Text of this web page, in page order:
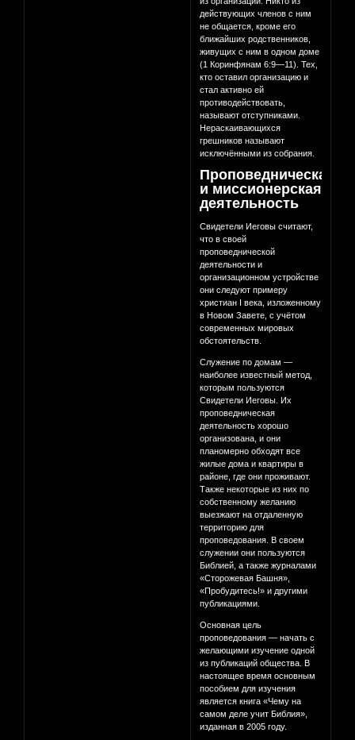
действующих членов с ним
не общается, кроме его
ближайших родственников,
живущих с ним в одном доме
(1 Коринфянам 6:9—11). Тех,
кто оставил организацию и
стал активно ей
противодействовать,
называют отступниками.
Нераскаивающихся
грешников называют
исключёнными из собрания.
Проповедническая
и миссионерская
деятельность
Свидетели Иеговы считают,
что в своей
проповеднической
деятельности и
организационном устройстве
они следуют примеру
христиан I века, изложенному
в Новом Завете, с учётом
современных мировых
обстоятельств.
Служение по домам —
наиболее известный метод,
которым пользуются
Свидетели Иеговы. Их
проповедническая
деятельность хорошо
организована, и они
планомерно обходят все
жилые дома и квартиры в
районе, где они проживают.
Также некоторые из них по
собственному желанию
выезжают на отдаленную
территорию для
проповедования. В своем
служении они пользуются
Библией, а также журналами
«Сторожевая Башня»,
«Пробудитесь!» и другими
публикациями.
Основная цель
проповедования — начать с
желающими изучение одной
из публикаций общества. В
настоящее время основным
пособием для изучения
является книга «Чему на
самом деле учит Библия»,
изданная в 2005 году.